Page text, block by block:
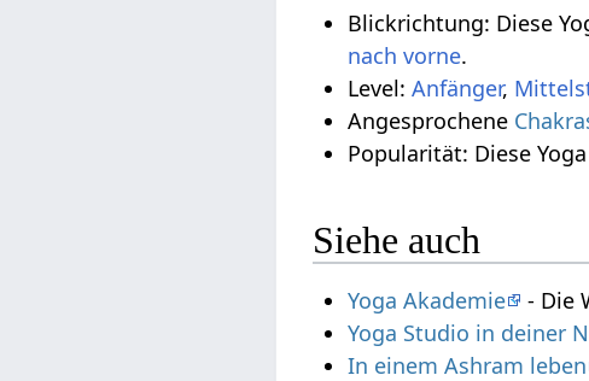
Blickrichtung: Diese
nach vorne.
Level:Anfänger,
Angesprochene
Popularität: Diese
Siehe auch
Yoga Akademie
- Die
Yoga Studio in deiner
In einem Ashram leben